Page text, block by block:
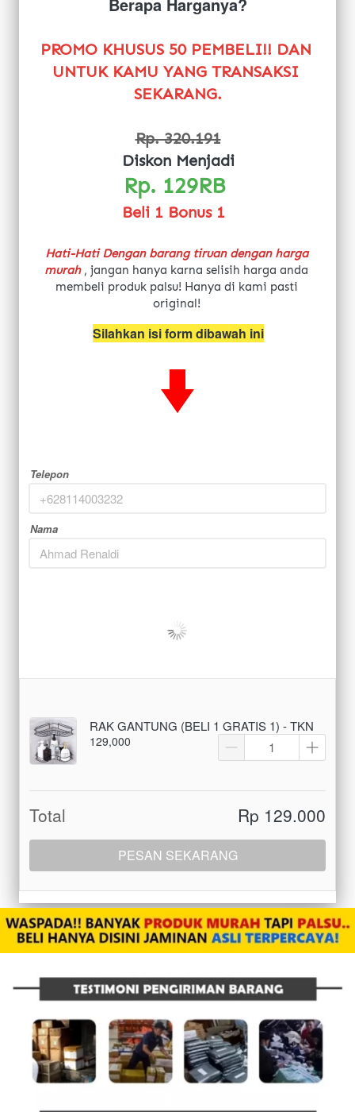
PROMO KHUSUS 50 PEMBELI!! DAN
UNTUK KAMU YANG TRANSAKSI
SEKARANG.
Rp. 320.191
Diskon Menjadi
Rp. 129RB
Beli 1 Bonus 1
Hati-Hati Dengan barang tiruan dengan harga
murah , jangan hanya karna selisih harga anda
membeli produk palsu! Hanya di kami pasti
original!
Silahkan isi form dibawah ini
Telepon
Nama
RAK GANTUNG (BELI 1 GRATIS 1) - TKN
129,000
Total Rp 129.000
`PESAN SEKARANG